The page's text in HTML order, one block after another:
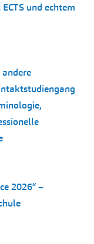
und echtem
andere
2026“ –